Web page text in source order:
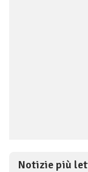
Notizie più